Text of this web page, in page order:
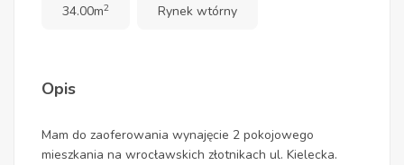
34.00m2 Rynek wtórny
Opis
Mam do zaoferowania wynajęcie 2 pokojowego
mieszkania na wrocławskich złotnikach ul. Kielecka.